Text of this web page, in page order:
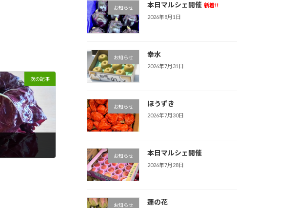
次の記事
お知らせ 本日マルシェ開催 新着!!
2026年8月1日
お知らせ 幸水
2026年7月31日
お知らせ ほうずき
2026年7月30日
お知らせ 本日マルシェ開催
2026年7月28日
お知らせ 蓮の花